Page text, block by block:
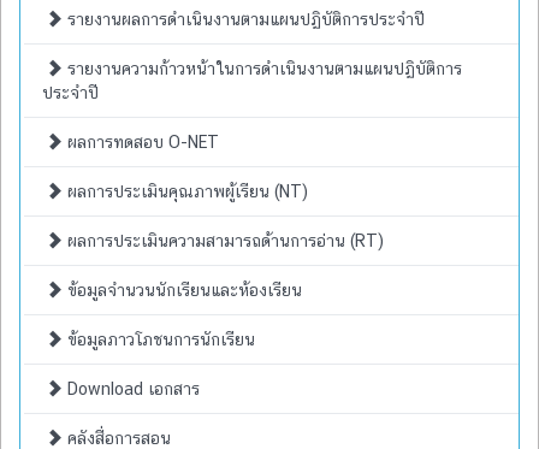
รายงานผลการดำเนินงานตามแผนปฏิบัติการประจำปี
รายงานความก้าวหน้าในการดำเนินงานตามแผนปฏิบัติการ
ประจำปี
ผลการทดสอบ O-NET
ผลการประเมินคุณภาพผู้เรียน (NT)
ผลการประเมินความสามารถด้านการอ่าน (RT)
ข้อมูลจำนวนนักเรียนและห้องเรียน
ข้อมูลภาวโภชนการนักเรียน
Download เอกสาร
คลังสื่อการสอน